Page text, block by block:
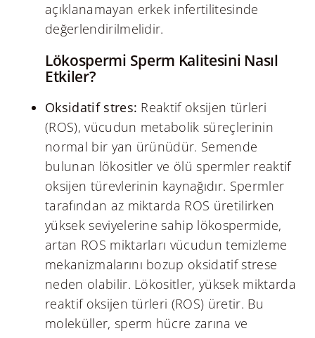
açıklanamayan erkek infertilitesinde
değerlendirilmelidir.
Lökospermi Sperm Kalitesini Nasıl
Etkiler?
Oksidatif stres: Reaktif oksijen türleri
(ROS), vücudun metabolik süreçlerinin
normal bir yan ürünüdür. Semende
bulunan lökositler ve ölü spermler reaktif
oksijen türevlerinin kaynağıdır. Spermler
tarafından az miktarda ROS üretilirken
yüksek seviyelerine sahip lökospermide,
artan ROS miktarları vücudun temizleme
mekanizmalarını bozup oksidatif strese
neden olabilir. Lökositler, yüksek miktarda
reaktif oksijen türleri (ROS) üretir. Bu
moleküller, sperm hücre zarına ve